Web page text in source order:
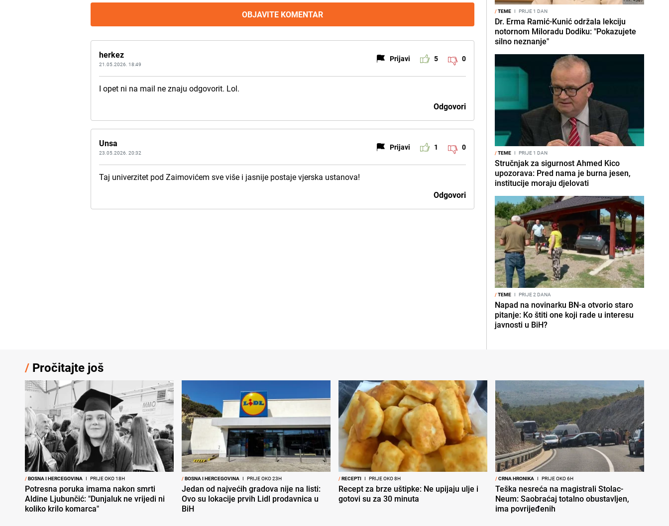
OBJAVITE KOMENTAR
herkez
21.05.2026. 18:49
Prijavi 5 0
I opet ni na mail ne znaju odgovorit. Lol.
Odgovori
Unsa
23.05.2026. 20:32
Prijavi 1 0
Taj univerzitet pod Zaimovićem sve više i jasnije postaje vjerska ustanova!
Odgovori
/TEME I PRIJE 1 DAN
Dr. Erma Ramić-Kunić održala lekciju
notornom Miloradu Dodiku: "Pokazujete
silno neznanje"
/TEME I PRIJE 1 DAN
Stručnjak za sigurnost Ahmed Kico
upozorava: Pred nama je burna jesen,
institucije moraju djelovati
/TEME I PRIJE 2 DANA
Napad na novinarku BN-a otvorio staro
pitanje: Ko štiti one koji rade u interesu
javnosti u BiH?
/ Pročitajte još
/BOSNA I HERCEGOVINA I PRIJE OKO 18H
Potresna poruka imama nakon smrti
Aldine Ljubunčić: "Dunjaluk ne vrijedi ni
koliko krilo komarca"
/BOSNA I HERCEGOVINA I PRIJE OKO 23H
Jedan od najvećih gradova nije na listi:
Ovo su lokacije prvih Lidl prodavnica u
BiH
/RECEPTI I PRIJE OKO 8H
Recept za brze uštipke: Ne upijaju ulje i
gotovi su za 30 minuta
/CRNA HRONIKA I PRIJE OKO 6H
Teška nesreća na magistrali Stolac-
Neum: Saobraćaj totalno obustavljen,
ima povrijeđenih